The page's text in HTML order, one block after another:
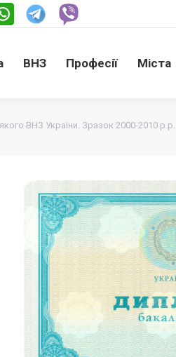
ВНЗ Професії Міста
ВНЗ України. Зразок 2000-2010 р.р.
ВНЗ Професії